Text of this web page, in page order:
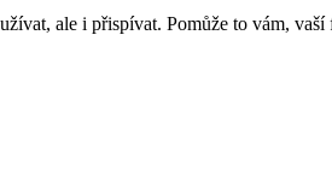
ale i přispívat. Pomůže to vám,